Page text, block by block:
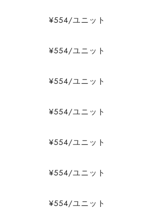
¥554/ユニット
¥554/ユニット
¥554/ユニット
¥554/ユニット
¥554/ユニット
¥554/ユニット
¥554/ユニット